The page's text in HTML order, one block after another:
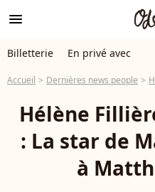
menu
Billetterie En privé avec
Accueil Dernières news people
Hélène
: La star de
à